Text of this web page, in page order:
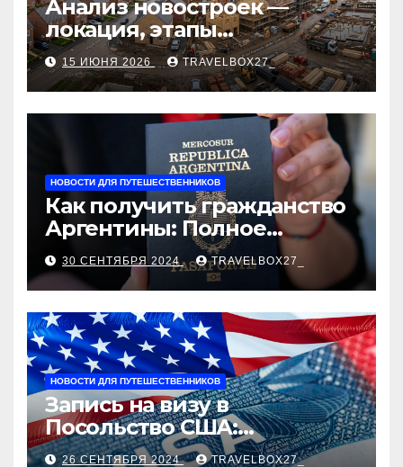
Анализ новостроек —
локация, этапы
строительства, проверка
застройщика, сценарии
оформления сделки и
рыночные ориентиры
15 ИЮНЯ 2026 TRAVELBOX27_
НОВОСТИ ДЛЯ ПУТЕШЕСТВЕННИКОВ
Как получить гражданство
Аргентины: Полное
руководство
30 СЕНТЯБРЯ 2024 TRAVELBOX27_
НОВОСТИ ДЛЯ ПУТЕШЕСТВЕННИКОВ
Запись на визу в
Посольство США:
Пошаговое руководство
26 СЕНТЯБРЯ 2024 TRAVELBOX27_